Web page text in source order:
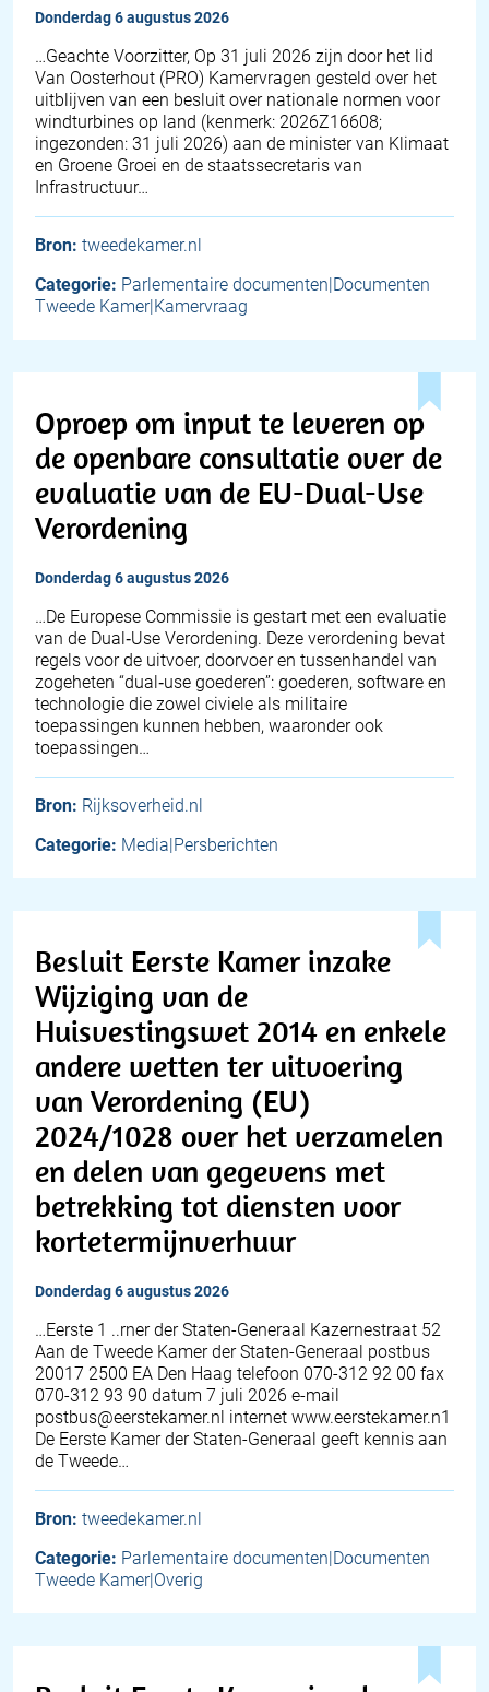
donderdag 6 augustus 2026
… Geachte Voorzitter, Op 31 juli 2026 zijn door het lid
Van Oosterhout (PRO) Kamervragen gesteld over het
uitblijven van een besluit over nationale normen voor
windturbines op land (kenmerk: 2026Z16608;
ingezonden: 31 juli 2026) aan de minister van Klimaat
en Groene Groei en de staatssecretaris van
Infrastructuur…
Bron: tweedekamer.nl
Categorie: Parlementaire documenten|Documenten
Tweede Kamer|Kamervraag
Oproep om input te leveren op
de openbare consultatie over de
evaluatie van de EU-Dual-Use
Verordening
donderdag 6 augustus 2026
…De Europese Commissie is gestart met een evaluatie
van de Dual‑Use Verordening. Deze verordening bevat
regels voor de uitvoer, doorvoer en tussenhandel van
zogeheten “dual‑use goederen”: goederen, software en
technologie die zowel civiele als militaire
toepassingen kunnen hebben, waaronder ook
toepassingen…
Bron: Rijksoverheid.nl
Categorie: Media|Persberichten
Besluit Eerste Kamer inzake
Wijziging van de
Huisvestingswet 2014 en enkele
andere wetten ter uitvoering
van Verordening (EU)
2024/1028 over het verzamelen
en delen van gegevens met
betrekking tot diensten voor
kortetermijnverhuur
donderdag 6 augustus 2026
…Eerste 1 ..rner der Staten-Generaal Kazernestraat 52
Aan de Tweede Kamer der Staten-Generaal postbus
20017 2500 EA Den Haag telefoon 070-312 92 00 fax
070-312 93 90 datum 7 juli 2026 e-mail
postbus@eerstekamer.nl internet www.eerstekamer.n1
De Eerste Kamer der Staten-Generaal geeft kennis aan
de Tweede…
Bron: tweedekamer.nl
Categorie: Parlementaire documenten|Documenten
Tweede Kamer|Overig